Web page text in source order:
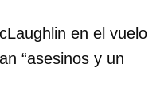
en el vuelo
“asesinos y un